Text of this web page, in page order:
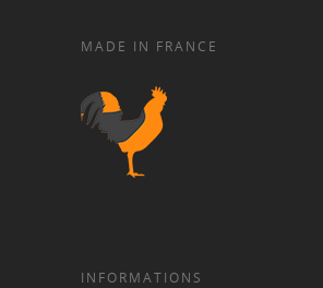
MADE IN FRANCE
INFORMATIONS